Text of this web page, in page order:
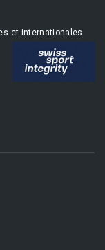
et internationales